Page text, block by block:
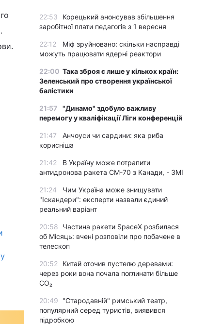
22:53
Корецький анонсував збільшення
заробітної плати педагогів з 1 вересня
22:12
Міф зруйновано: скільки насправді
можуть працювати ядерні реактори
22:00 Така зброя є лише у кількох країн:
Зеленський про створення української
балістики
21:57
"Динамо" здобуло важливу
перемогу у кваліфікації Ліги конференцій
21:47
Анчоуси чи сардини: яка риба
корисніша
21:42
В Україну може потрапити
антидронова ракета CM-70 з Канади, - ЗМІ
21:24
Чим Україна може знищувати
"Іскандери": експерти назвали єдиний
реальний варіант
20:58
Частина ракети SpaceX розбилася
об Місяць: вчені розповіли про побачене в
телескоп
20:52
Китай оточив пустелю деревами:
через роки вона почала поглинати більше
CO₂
20:49
"Стародавній" римський театр,
популярний серед туристів, виявився
підробкою